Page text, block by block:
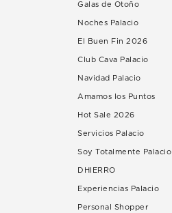
Galas de Otoño
Noches Palacio
El Buen Fin 2026
Club Cava Palacio
Navidad Palacio
Amamos los Puntos
Hot Sale 2026
Servicios Palacio
Soy Totalmente Palacio
DHIERRO
Experiencias Palacio
Personal Shopper